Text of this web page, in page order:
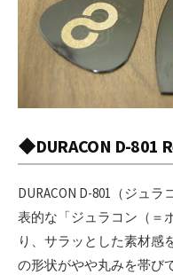
◆DURACON D-801
DURACON D-801（ジュ
表的な「ジュラコン（＝
り、サラッとした素材感
の形状がやや丸みを帯び